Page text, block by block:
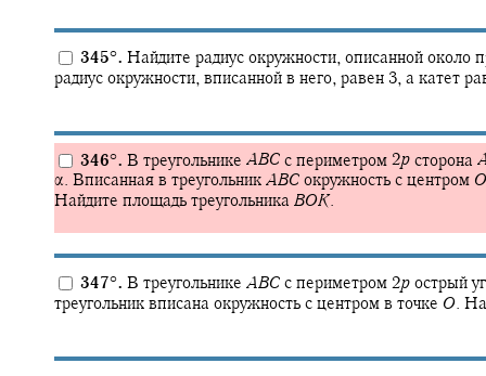
345°. Найдите радиус окружности, описанной около
радиус окружности, вписанной в него, равен 3, а катет
346°. В треугольнике ABC с периметром 2p сторона A
α. Вписанная в треугольник ABC окружность с центром O
Найдите площадь треугольника BOK.
347°. В треугольнике ABC с периметром 2p острый
треугольник вписана окружность с центром в точке O.